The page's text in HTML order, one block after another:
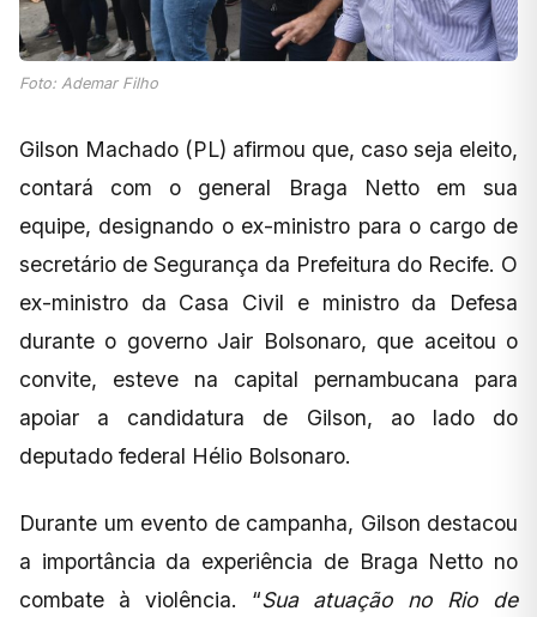
Foto: Ademar Filho
Gilson Machado (PL) afirmou que, caso seja eleito,
contará com o general Braga Netto em sua
equipe, designando o ex-ministro para o cargo de
secretário de Segurança da Prefeitura do Recife. O
ex-ministro da Casa Civil e ministro da Defesa
durante o governo Jair Bolsonaro, que aceitou o
convite, esteve na capital pernambucana para
apoiar a candidatura de Gilson, ao lado do
deputado federal Hélio Bolsonaro.
Durante um evento de campanha, Gilson destacou
a importância da experiência de Braga Netto no
combate à violência. “Sua atuação no Rio de